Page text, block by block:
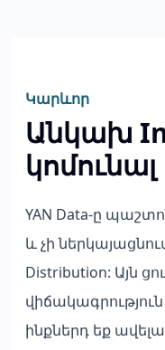
Կարևոր
Անկախ
կոմունալ
YAN Data-ը
և չի
Distribution: Այն
ինքներդ եք